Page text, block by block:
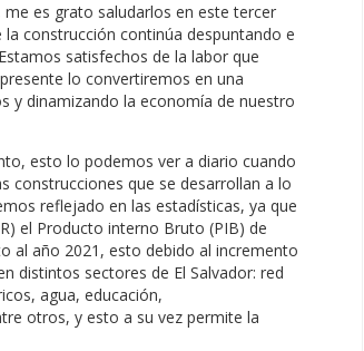
es grato saludarlos en este tercer
construcción continúa despuntando e
satisfechos de la labor que
lo convertiremos en una
y dinamizando la economía de nuestro
esto lo podemos ver a diario cuando
construcciones que se desarrollan a lo
reflejado en las estadísticas, ya que
el Producto interno Bruto (PIB) de
al año 2021, esto debido al incremento
distintos sectores de El Salvador: red
agua, educación,
otros, y esto a su vez permite la